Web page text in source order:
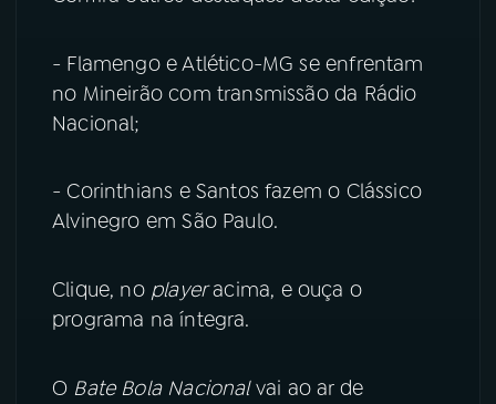
- Flamengo e Atlético-MG se enfrentam
no Mineirão com transmissão da Rádio
Nacional;
- Corinthians e Santos fazem o Clássico
Alvinegro em São Paulo.
Clique, no playeracima, e ouça o
programa na íntegra.
O Bate Bola Nacionalvai ao ar de